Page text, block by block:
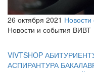
26 октября 2021 Новости
Новости и события ВИВТ
VIVTSHOP
АСПИРАНТУРА